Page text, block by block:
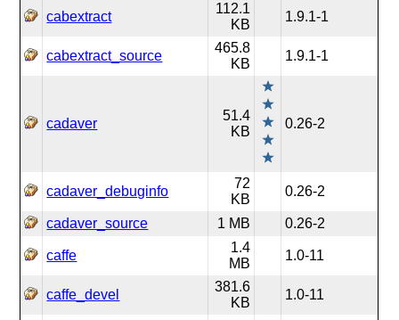
cabextract
112.1
KB
1.9.1-1
cabextract_source
465.8
KB
1.9.1-1
cadaver
51.4
KB
0.26-2
cadaver_debuginfo
72
KB
0.26-2
cadaver_source 1 MB 0.26-2
caffe
1.4
MB
1.0-11
caffe_devel
381.6
KB
1.0-11